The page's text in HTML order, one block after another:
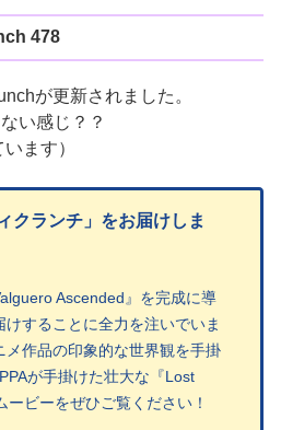
478
が更新されました。
い感じ？？
ます）
クランチ」をお届けしま
Ascended』を完成に導
することに全力を注いでいま
作品の印象的な世界観を手掛
が手掛けた壮大な『Lost
ビーをぜひご覧ください！